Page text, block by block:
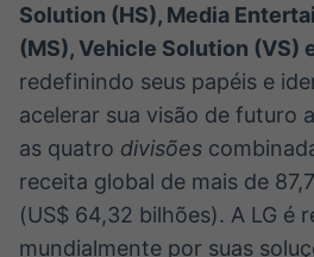
Solution (HS), Media
(MS), Vehicle Solution (VS)
redefinindo seus papéis e
acelerar sua visão de futuro
as quatro divisões
receita global de mais de
(US$ 64,32 bilhões). A LG é
mundialmente por suas